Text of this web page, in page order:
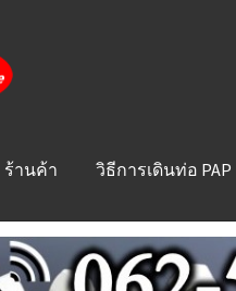
ร้านค้า วิธีการเดินท่อ PAP